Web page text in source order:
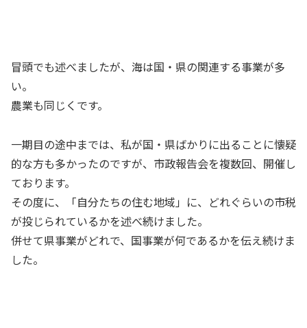
冒頭でも述べましたが、海は国・県の関連する事業が多
い。
農業も同じくです。
一期目の途中までは、私が国・県ばかりに出ることに懐疑
的な方も多かったのですが、市政報告会を複数回、開催し
ております。
その度に、「自分たちの住む地域」に、どれぐらいの市税
が投じられているかを述べ続けました。
併せて県事業がどれで、国事業が何であるかを伝え続けま
した。